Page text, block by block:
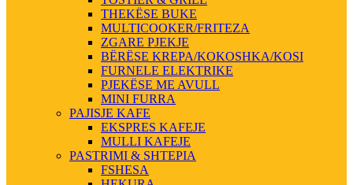
THEKËSE BUKE
MULTICOOKER/FRITEZA
ZGARE PJEKJE
BËRËSE KREPA/KOKOSHKA/KOSI
FURNELE ELEKTRIKE
PJEKËSE ME AVULL
MINI FURRA
PAJISJE KAFE
EKSPRES KAFEJE
MULLI KAFEJE
PASTRIMI & SHTEPIA
FSHESA